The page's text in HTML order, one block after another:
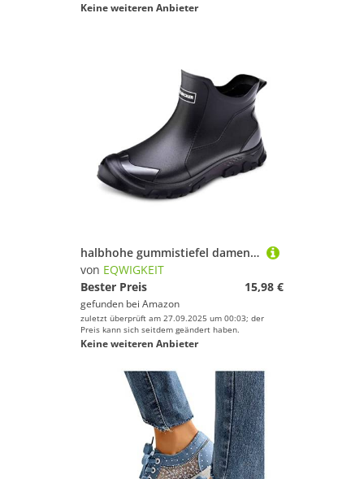
Keine weiteren Anbieter
halbhohe gummistiefel damen, Regenstiefel Damen Leicht Stiefeletten Gummi Reitstiefel Anti-Rutsch wasserdichte Schuhe Bequem Gummischuhe Halbhoch Regenschuhe Outdoor Gummistiefel Gartenschuhe
von EQWIGKEIT
Bester Preis
15,98 €
gefunden bei Amazon
zuletzt überprüft am 27.09.2025 um 00:03; der
Preis kann sich seitdem geändert haben.
Keine weiteren Anbieter